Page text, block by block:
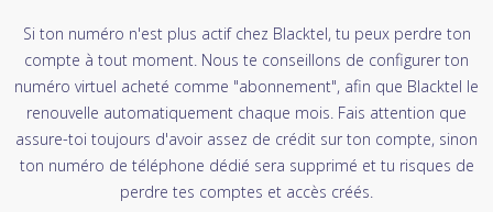
Si ton numéro n'est plus actif chez Blacktel, tu peux perdre ton
compte à tout moment. Nous te conseillons de configurer ton
numéro virtuel acheté comme "abonnement", afin que Blacktel le
renouvelle automatiquement chaque mois. Fais attention que
assure-toi toujours d'avoir assez de crédit sur ton compte, sinon
ton numéro de téléphone dédié sera supprimé et tu risques de
perdre tes comptes et accès créés.